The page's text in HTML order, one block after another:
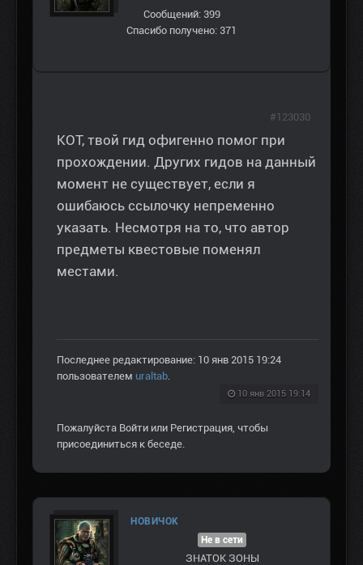
Сообщений: 399
Спасибо получено: 371
КОТ, твой гид офигенно помог при
прохождении. Других гидов на данный
момент не существует, если я
ошибаюсь ссылочку непременно
указать. Несмотря на то, что автор
предметы квестовые поменял
местами.
Последнее редактирование: 10 янв 2015 19:24
пользователем uraltab
10 янв 2015 19:14
#123030
Пожалуйста Войти или Регистрация , чтобы
присоединиться к беседе.
НОВИЧОК
Не в сети
ЗНАТОК ЗОНЫ